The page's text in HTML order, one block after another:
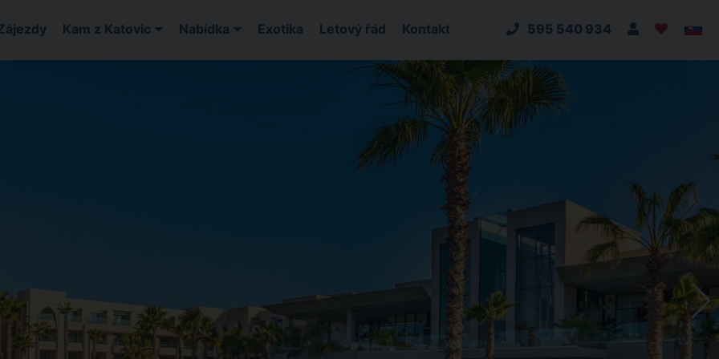
Kam z Katovic Nabídka Exotika Letový řád Kontakt 595 540 934